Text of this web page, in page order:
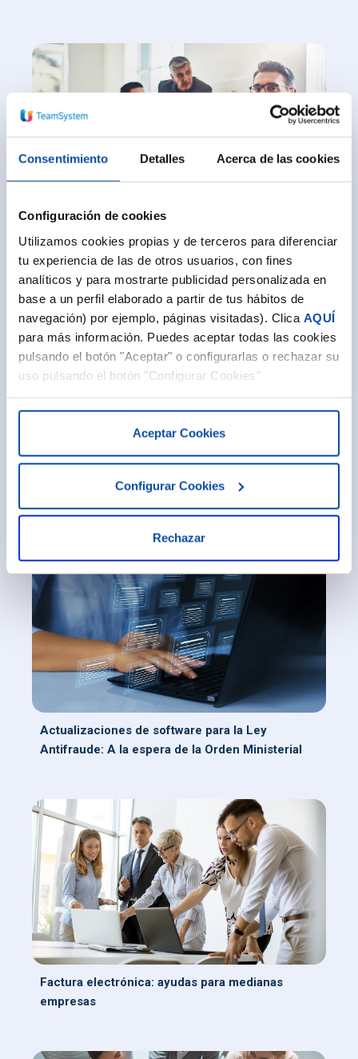
Consentimiento Detalles Acerca de las cookies
Configuración de cookies
Utilizamos cookies propias y de terceros para diferenciar
tu experiencia de las de otros usuarios, con fines
analíticos y para mostrarte publicidad personalizada en
base a un perfil elaborado a partir de tus hábitos de
navegación) por ejemplo, páginas visitadas). Clica AQUÍ
para más información. Puedes aceptar todas las cookies
pulsando el botón "Aceptar" o configurarlas o rechazar su
uso pulsando el botón "Configurar Cookies"
Aceptar Cookies
Configurar Cookies
Rechazar
Orden HAC/1177/2024: Nuevas
especificaciones para sistemas de facturación
Creado el Observatorio Estatal de Morosidad
Privada para Pymes
Actualizaciones de software para la Ley
Antifraude: A la espera de la Orden Ministerial
Factura electrónica: ayudas para medianas
empresas